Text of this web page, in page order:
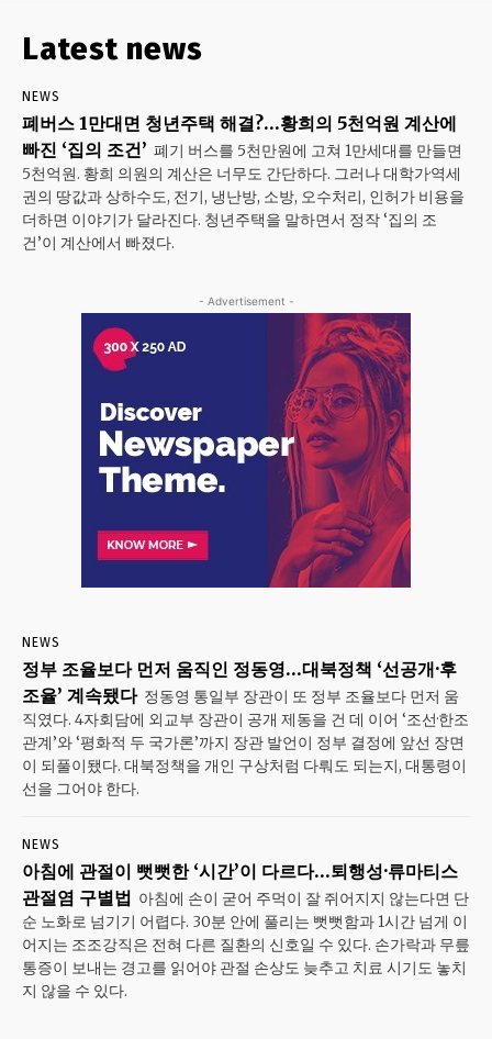
Latest news
NEWS
폐버스 1만대면 청년주택 해결?…황희의 5천억원 계산에
빠진 ‘집의 조건’ 폐기 버스를 5천만원에 고쳐 1만세대를 만들면
5천억원. 황희 의원의 계산은 너무도 간단하다. 그러나 대학가·역세
권의 땅값과 상하수도, 전기, 냉난방, 소방, 오수처리, 인허가 비용을
더하면 이야기가 달라진다. 청년주택을 말하면서 정작 ‘집의 조
건’이 계산에서 빠졌다.
- Advertisement -
NEWS
정부 조율보다 먼저 움직인 정동영…대북정책 ‘선공개·후
조율’ 계속됐다 정동영 통일부 장관이 또 정부 조율보다 먼저 움
직였다. 4자회담에 외교부 장관이 공개 제동을 건 데 이어 ‘조선·한조
관계’와 ‘평화적 두 국가론’까지 장관 발언이 정부 결정에 앞선 장면
이 되풀이됐다. 대북정책을 개인 구상처럼 다뤄도 되는지, 대통령이
선을 그어야 한다.
NEWS
아침에 관절이 뻣뻣한 ‘시간’이 다르다…퇴행성·류마티스
관절염 구별법 아침에 손이 굳어 주먹이 잘 쥐어지지 않는다면 단
순 노화로 넘기기 어렵다. 30분 안에 풀리는 뻣뻣함과 1시간 넘게 이
어지는 조조강직은 전혀 다른 질환의 신호일 수 있다. 손가락과 무릎
통증이 보내는 경고를 읽어야 관절 손상도 늦추고 치료 시기도 놓치
지 않을 수 있다.